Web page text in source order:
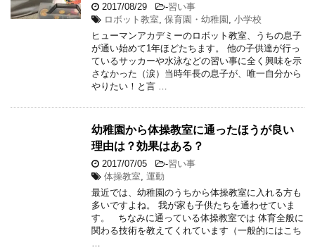
2017/08/29 -習い事
ロボット教室 保育園・幼稚園 小学校
ヒューマンアカデミーのロボット教室、うちの息子
が通い始めて1年ほどたちます。 他の子供達が行っ
ているサッカーや水泳などの習い事に全く興味を示
さなかった（涙）当時年長の息子が、唯一自分から
やりたい！と言 …
幼稚園から体操教室に通ったほうが良い
理由は？効果はある？
2017/07/05 -習い事
体操教室 運動
最近では、幼稚園のうちから体操教室に入れる方も
多いですよね。 我が家も子供たちを通わせていま
す。 ちなみに通っている体操教室では 体育全般に
関わる技術を教えてくれています（一般的にはこち